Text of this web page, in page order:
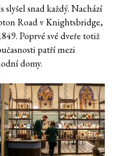
snad každý. Nachází
Road v Knightsbridge,
Poprvé své dveře totiž
patří mezi
domy.